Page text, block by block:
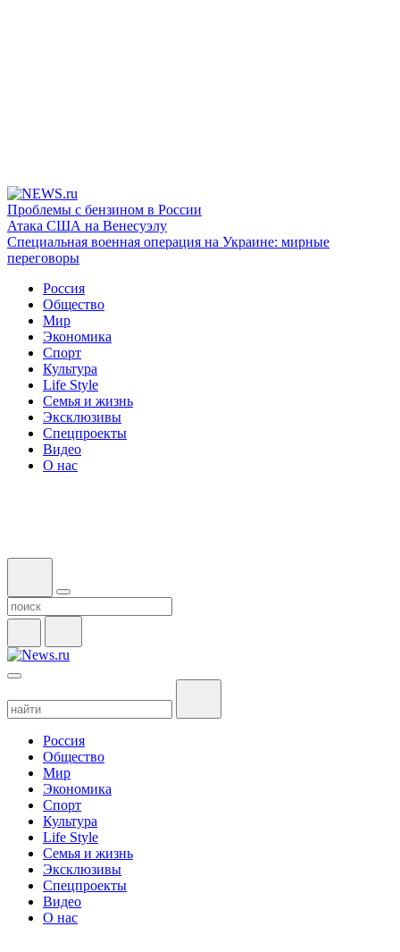
Проблемы с бензином в России
Атака США на Венесуэлу
Специальная военная операция на Украине: мирные
переговоры
Россия
Общество
Мир
Экономика
Спорт
Культура
Life Style
Семья и жизнь
Эксклюзивы
Спецпроекты
Видео
О нас
Россия
Общество
Мир
Экономика
Спорт
Культура
Life Style
Семья и жизнь
Эксклюзивы
Спецпроекты
Видео
О нас